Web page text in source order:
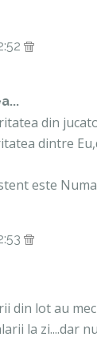
din
dintre
este
din lot au
la zi....dar